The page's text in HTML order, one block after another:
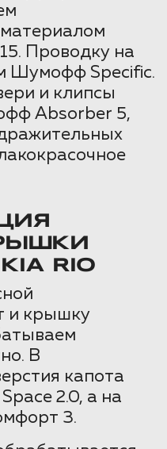
Проводку на
Шумофф Specific.
и клипсы
Absorber 5,
RIO
и крышку
В
капота
2.0, а на
3.